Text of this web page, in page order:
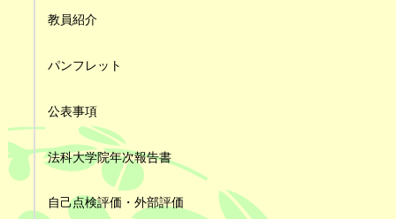
教員紹介
パンフレット
公表事項
法科大学院年次報告書
自己点検評価・外部評価